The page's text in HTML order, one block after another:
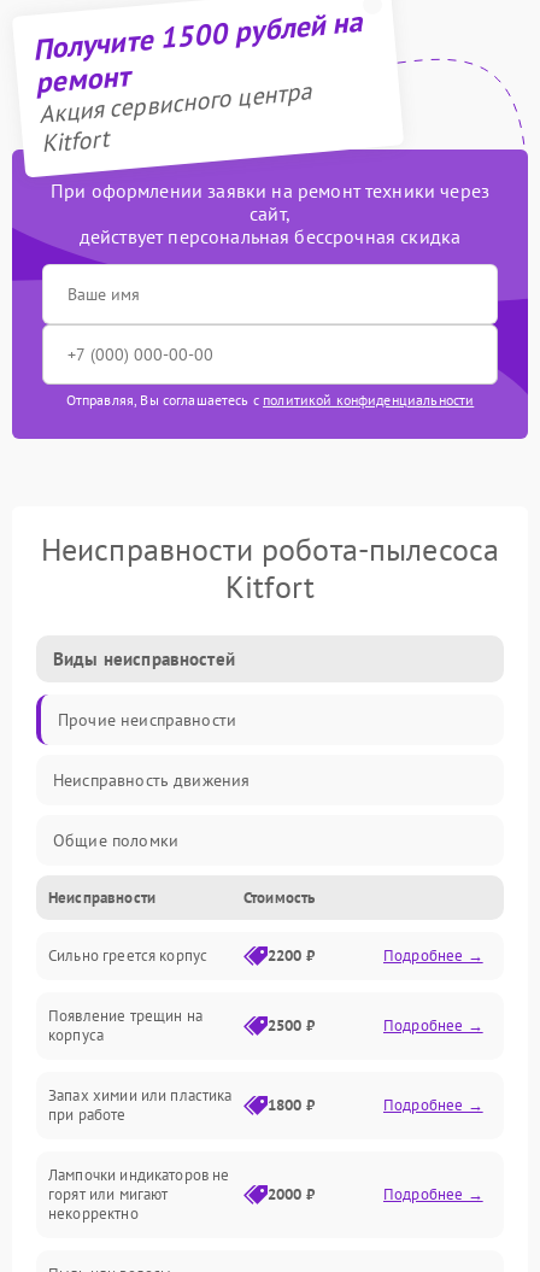
Получите 1500 рублей на
ремонт
Акция сервисного центра
Kitfort
При оформлении заявки на ремонт техники через
сайт,
действует персональная бессрочная скидка
Отправляя, Вы соглашаетесь с политикой конфиденциальности
Неисправности робота-пылесоса
Kitfort
Виды неисправностей
Прочие неисправности
Неисправность движения
Общие поломки
Неисправность датчиков
Неисправность программного обеспечения
Проблемы с сигналом
Батарея
Неисправности Стоимость
Сильно греется корпус 2200 ₽ Подробнее →
Появление трещин на
корпуса
2500 ₽ Подробнее →
Запах химии или пластика
при работе
1800 ₽ Подробнее →
Лампочки индикаторов не
горят или мигают
некорректно
2000 ₽ Подробнее →